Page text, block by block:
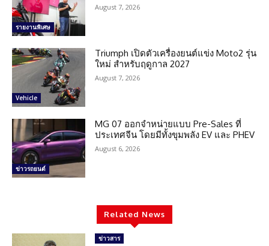
รายงานพิเศษ
August 7, 2026
Vehicle
Triumph เปิดตัวเครื่องยนต์แข่ง Moto2 รุ่น
ใหม่ สำหรับฤดูกาล 2027
August 7, 2026
ข่าวรถยนต์
MG 07 ออกจำหน่ายแบบ Pre-Sales ที่
ประเทศจีน โดยมีทั้งขุมพลัง EV และ PHEV
August 6, 2026
Related News
ข่าวสาร